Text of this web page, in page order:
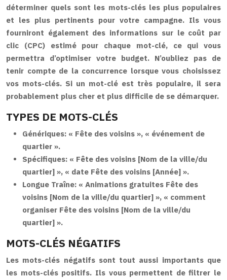
déterminer quels sont les mots-clés les plus populaires
et les plus pertinents pour votre campagne. Ils vous
fourniront également des informations sur le coût par
clic (CPC) estimé pour chaque mot-clé, ce qui vous
permettra d’optimiser votre budget. N’oubliez pas de
tenir compte de la concurrence lorsque vous choisissez
vos mots-clés. Si un mot-clé est très populaire, il sera
probablement plus cher et plus difficile de se démarquer.
TYPES DE MOTS-CLÉS
Génériques: « Fête des voisins », « événement de
quartier ».
Spécifiques: « Fête des voisins [Nom de la ville/du
quartier] », « date Fête des voisins [Année] ».
Longue Traîne: « Animations gratuites Fête des
voisins [Nom de la ville/du quartier] », « comment
organiser Fête des voisins [Nom de la ville/du
quartier] ».
MOTS-CLÉS NÉGATIFS
Les mots-clés négatifs sont tout aussi importants que
les mots-clés positifs. Ils vous permettent de filtrer le